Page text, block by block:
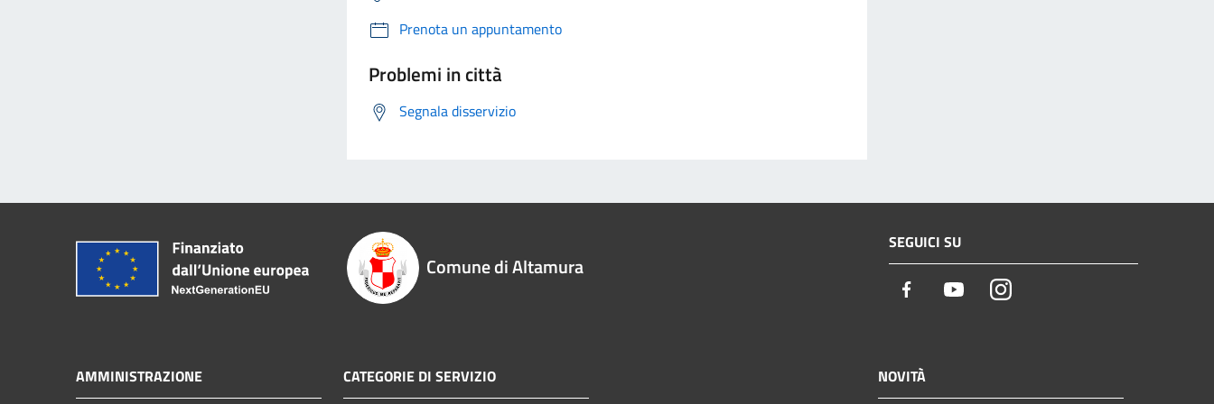
Prenota un appuntamento
Problemi in città
Segnala disservizio
Comune di Altamura
SEGUICI SU
Facebook YoutubeInstagram
AMMINISTRAZIONE CATEGORIE DI SERVIZIO NOVITÀ